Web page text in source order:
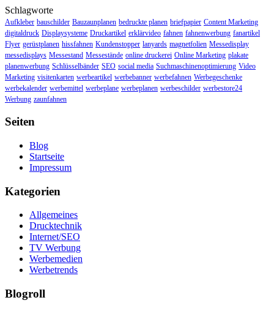
Schlagworte
Aufkleber bauschilder Bauzaunplanen bedruckte planen briefpapier Content Marketing
digitaldruck Displaysysteme Druckartikel erklärvideo fahnen fahnenwerbung fanartikel
Flyer gerüstplanen hissfahnen Kundenstopper lanyards magnetfolien Messedisplay
messedisplays Messestand Messestände online druckerei Online Marketing plakate
planenwerbung Schlüsselbänder SEO social media Suchmaschinenoptimierung Video
Marketing visitenkarten werbeartikel werbebanner werbefahnen Werbegeschenke
werbekalender werbemittel werbeplane werbeplanen werbeschilder werbestore24
Werbung zaunfahnen
Seiten
Blog
Startseite
Impressum
Kategorien
Allgemeines
Drucktechnik
Internet/SEO
TV Werbung
Werbemedien
Werbetrends
Blogroll